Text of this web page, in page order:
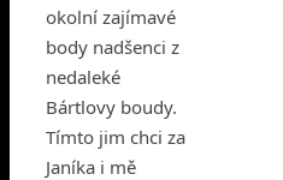
okolní zajímavé
body nadšenci z
nedaleké
Bártlovy boudy.
Tímto jim chci za
Janíka i mě